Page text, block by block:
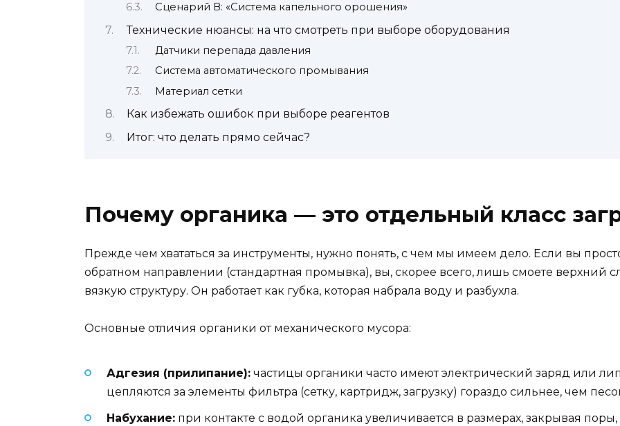
Сценарий В: «Система капельного орошения»
Технические нюансы: на что смотреть при выборе оборудования
Датчики перепада давления
Система автоматического промывания
Материал сетки
Как избежать ошибок при выборе реагентов
Итог: что делать прямо сейчас?
Почему органика — это отдельный класс
Прежде чем хвататься за инструменты, нужно понять, с чем мы имеем дело. Если вы
обратном направлении (стандартная промывка), вы, скорее всего, лишь смоете верхний
вязкую структуру. Он работает как губка, которая набрала воду и разбухла.
Основные отличия органики от механического мусора:
Адгезия (прилипание): частицы органики часто имеют электрический заряд или
цепляются за элементы фильтра (сетку, картридж, загрузку) гораздо сильнее, чем
Набухание: при контакте с водой органика увеличивается в размерах, закрывая